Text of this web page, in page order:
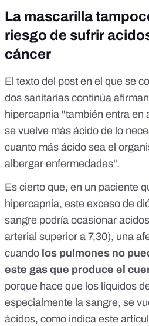
La mascarilla
riesgo de sufrir
cáncer
El texto del post en el que se
dos sanitarias continúa
hipercapnia "también entra en
se vuelve más ácido de lo
cuanto más ácido sea el
albergar enfermedades".
Es cierto que, en un paciente
hipercapnia, este exceso de
sangre podría ocasionar
arterial superior a 7,30), una
cuando los pulmones no
este gas que produce el
porque hace que los líquidos
especialmente la sangre, se
ácidos, como indica este